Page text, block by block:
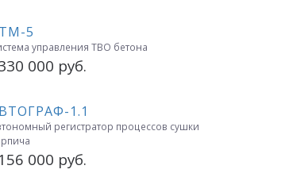
5
управления ТВО бетона
000 руб.
1.1
регистратор процессов сушки
000 руб.